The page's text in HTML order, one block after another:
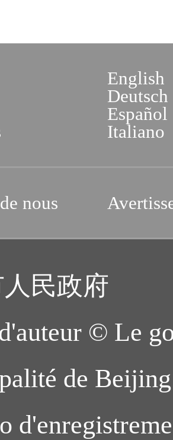
English
Deutsch
Español
Italiano
nous
民政府
© Le
de